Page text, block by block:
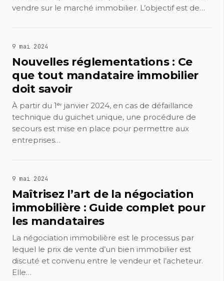
vendre sur le marché immobilier. L’objectif est de…
9 mai 2024
Nouvelles réglementations : Ce
que tout mandataire immobilier
doit savoir
À partir du 1ᵉʳ janvier 2024, en cas de défaillance
technique du guichet unique, une procédure de
secours est mise en place pour permettre aux
entreprises…
9 mai 2024
Maîtrisez l’art de la négociation
immobilière : Guide complet pour
les mandataires
La négociation immobilière est le processus par
lequel le prix de vente d’un bien immobilier est
discuté et convenu entre le vendeur et l’acheteur.
Elle…